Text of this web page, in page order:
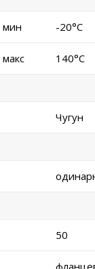
мин -20°C
140°C
Чугун
50